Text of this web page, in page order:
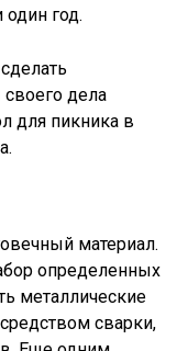
год.
дела
для пикника в
материал.
определенных
металлические
сварки,